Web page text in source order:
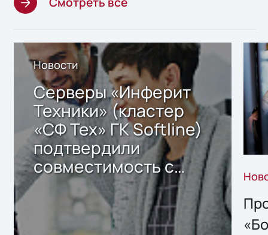
Новости
Серверы «Инферит
Техники» (кластер
«СФ Тех» ГК Softline)
подтвердили
совместимость с
решением Sharx
Storage 2.x для
хранения данных